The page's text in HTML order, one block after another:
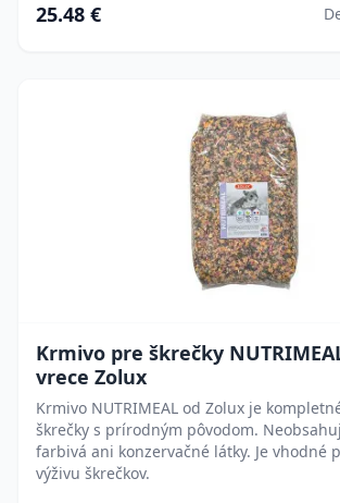
25.48 €
Krmivo pre škrečky
vrece Zolux
Krmivo NUTRIMEAL od Zolux je
škrečky s prírodným pôvodom.
farbivá ani konzervačné látky. Je vhodné
výživu škrečkov.